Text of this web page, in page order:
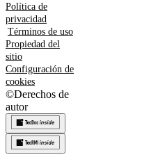
Política de
privacidad
Términos de uso
Propiedad del
sitio
Configuración de
cookies
©Derechos de
autor